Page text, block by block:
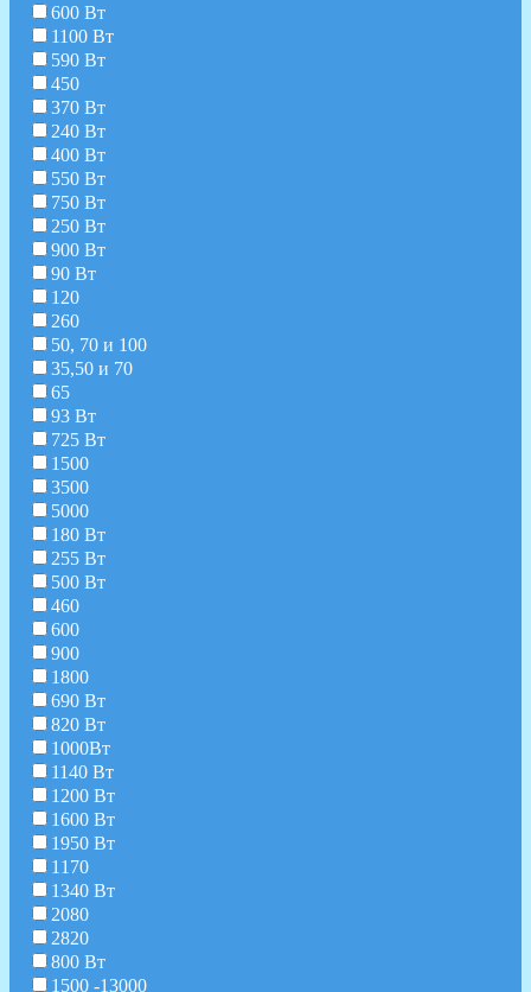
600 Вт
1100 Вт
590 Вт
450
370 Вт
240 Вт
400 Вт
550 Вт
750 Вт
250 Вт
900 Вт
90 Вт
120
260
50, 70 и 100
35,50 и 70
65
93 Вт
725 Вт
1500
3500
5000
180 Вт
255 Вт
500 Вт
460
600
900
1800
690 Вт
820 Вт
1000Вт
1140 Вт
1200 Вт
1600 Вт
1950 Вт
1170
1340 Вт
2080
2820
800 Вт
1500 -13000